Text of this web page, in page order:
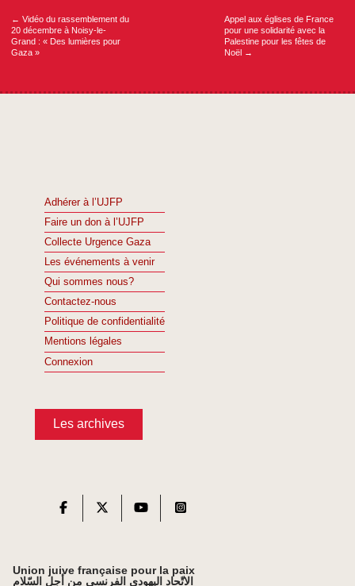
← Vidéo du rassemblement du
20 décembre à Noisy-le-
Grand : « Des lumières pour
Gaza »
Appel aux églises de France
pour une solidarité avec la
Palestine pour les fêtes de
Noël →
Adhérer à l’UJFP
Faire un don à l’UJFP
Collecte Urgence Gaza
Les événements à venir
Qui sommes nous?
Contactez-nous
Politique de confidentialité
Mentions légales
Connexion
Les archives
Union juive française pour la paix
الاتّحاد اليهودي الفرنسي من أجل السّلام